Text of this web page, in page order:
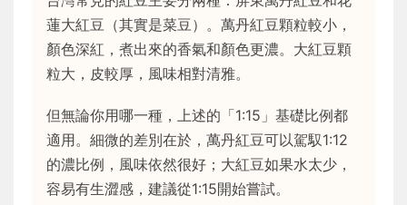
蓮大紅豆（其實是菜豆）。萬丹紅豆顆粒較小，
顏色深紅，煮出來的香氣和顏色更濃。大紅豆顆
粒大，皮較厚，風味相對清雅。
但無論你用哪一種，上述的「1:15」基礎比例都
適用。細微的差別在於，萬丹紅豆可以駕馭1:12
的濃比例，風味依然很好；大紅豆如果水太少，
容易有生澀感，建議從1:15開始嘗試。